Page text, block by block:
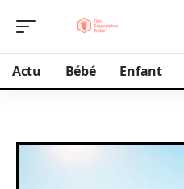
Actu Bébé Enfant